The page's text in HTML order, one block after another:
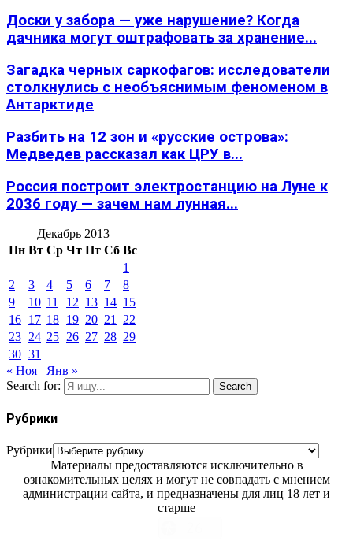
Доски у забора — уже нарушение? Когда
дачника могут оштрафовать за хранение...
Загадка черных саркофагов: исследователи
столкнулись с необъяснимым феноменом в
Антарктиде
Разбить на 12 зон и «русские острова»:
Медведев рассказал как ЦРУ в...
Россия построит электростанцию на Луне к
2036 году — зачем нам лунная...
Декабрь 2013
Пн Вт Ср Чт Пт Сб Вс
1
2
3 4 5 6 7
8
9
10 11 12 13 14 15
16 17 18 19 20 21
22
23 24 25 26 27 28 29
30 31
« Ноя
Янв »
Search for:
Search
Рубрики
Рубрики
Материалы предоставляются исключительно в
ознакомительных целях и могут не совпадать с мнением
администрации сайта, и предназначены для лиц 18 лет и
старше